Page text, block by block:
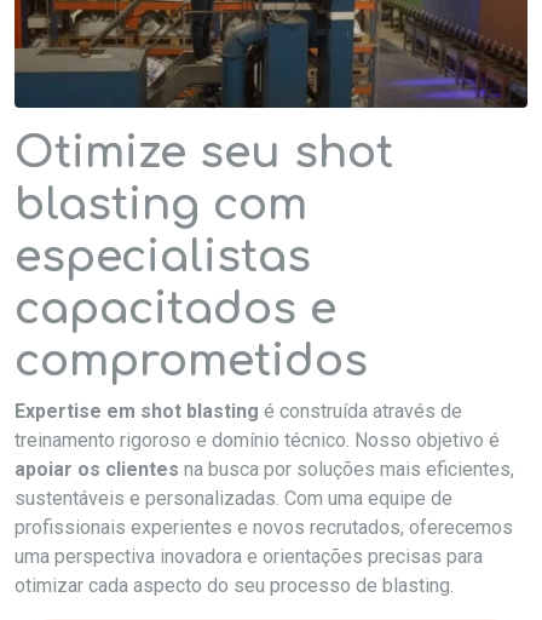
Otimize seu shot
blasting com
especialistas
capacitados e
comprometidos
Expertise em shot blasting é construída através de
treinamento rigoroso e domínio técnico. Nosso objetivo é
apoiar os clientes na busca por soluções mais eficientes,
sustentáveis e personalizadas. Com uma equipe de
profissionais experientes e novos recrutados, oferecemos
uma perspectiva inovadora e orientações precisas para
otimizar cada aspecto do seu processo de blasting.